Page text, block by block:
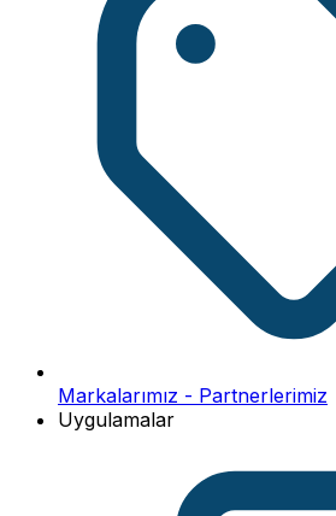
Markalarımız - Partnerlerimiz
Uygulamalar